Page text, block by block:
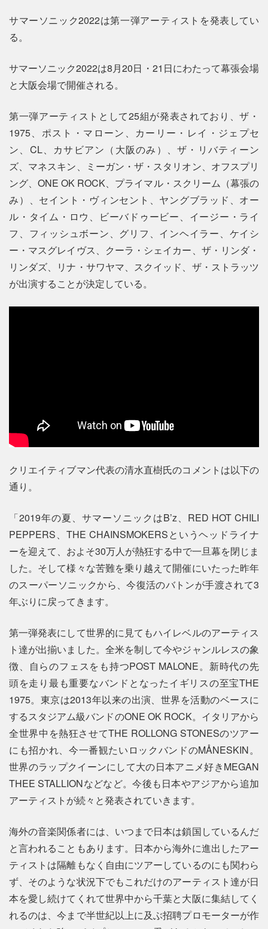
サマーソニック2022は第一弾アーティストを発表してい
る。
サマーソニック2022は8月20日・21日にわたって幕張会場
と大阪会場で開催される。
第一弾アーティストとして25組が発表されており、ザ・
1975、ポスト・マローン、カーリー・レイ・ジェプセ
ン、CL、カサビアン（大阪のみ）、ザ・リバティーン
ズ、マネスキン、ミーガン・ザ・スタリオン、オフスプリ
ング、ONE OK ROCK、プライマル・スクリーム（幕張の
み）、セイント・ヴィンセント、ヤングブラッド、オー
ル・タイム・ロウ、ビーバドゥービー、イージー・ライ
フ、フィッシュボーン、グリフ、インヘイラー、ケイシ
ー・マスグレイヴス、クーラ・シェイカー、ザ・リンダ・
リンダズ、リナ・サワヤマ、スクイッド、ザ・ストラッツ
が出演することが決定している。
クリエイティブマン代表の清水直樹氏のコメントは以下の
通り。
「2019年の夏、サマーソニックはB’z、RED HOT CHILI
PEPPERS、THE CHAINSMOKERSというヘッドライナ
ーを迎えて、およそ30万人が熱狂する中で一旦幕を閉じま
した。そして様々な苦難を乗り越えて開催にいたった昨年
のスーパーソニックから、今復活のバトンが手渡されて3
年ぶりに戻ってきます。
第一弾発表にして世界的に見てもハイレベルのアーティス
ト達が出揃いました。全米を制して今やジャンルレスの象
徴、自らのフェスをも持つPOST MALONE。新時代の先
頭を走り最も重要なバンドとなったイギリスの至宝THE
1975。東京は2013年以来の出演、世界を活動のベースに
するスタジアム級バンドのONE OK ROCK。イタリアから
全世界中を熱狂させてTHE ROLLONG STONESのツアー
にも招かれ、今一番観たいロックバンドのMÅNESKIN。
世界のラップクイーンにして大の日本アニメ好きMEGAN
THEE STALLIONなどなど。今後も日本やアジアから追加
アーティストが続々と発表されていきます。
海外の音楽関係者には、いつまで日本は鎖国しているんだ
と言われることもあります。日本から海外に進出したアー
ティストは隔離もなく自由にツアーしているのにも関わら
ず、そのような状況下でもこれだけのアーティスト達が日
本を愛し続けてくれて世界中から千葉と大阪に集結してく
れるのは、今まで半世紀以上に及ぶ招聘プロモーターが作